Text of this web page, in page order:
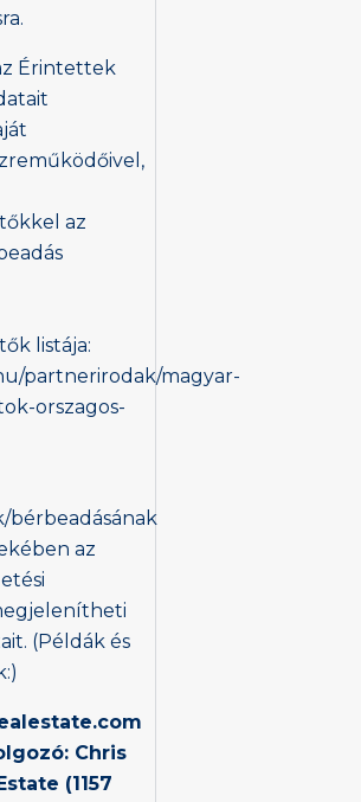
Érintettek
az
listája:
partnerirodak/magyar-
orszagos-
bérbeadásának
az
(Példák és
Chris
(1157